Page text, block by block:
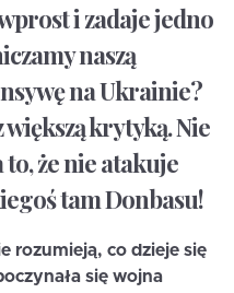
i zadaje jedno
naszą
na Ukrainie?
krytyką. Nie
że nie atakuje
tam Donbasu!
rozumieją, co dzieje się
się wojna